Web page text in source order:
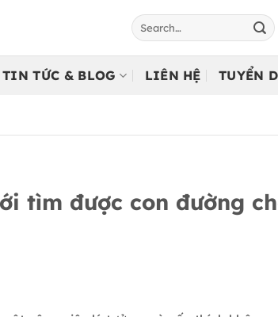
TIN TỨC & BLOG LIÊN HỆ TUYỂN
tìm được con đường